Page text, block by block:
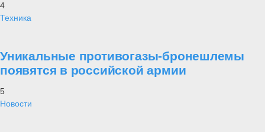
4
Техника
Уникальные противогазы-бронешлемы
появятся в российской армии
5
Новости